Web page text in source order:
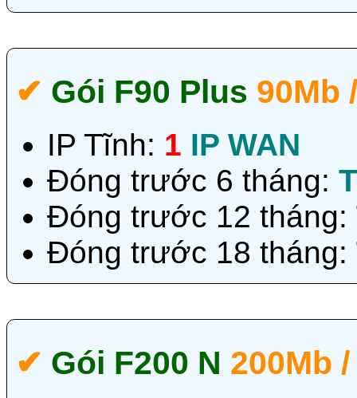
✔‎ Gói F90 Plus 90Mb
IP Tĩnh: 1 IP WAN
Đóng trước 6 tháng:
Đóng trước 12 tháng:
Đóng trước 18 tháng:
✔‎ Gói F200 N 200Mb